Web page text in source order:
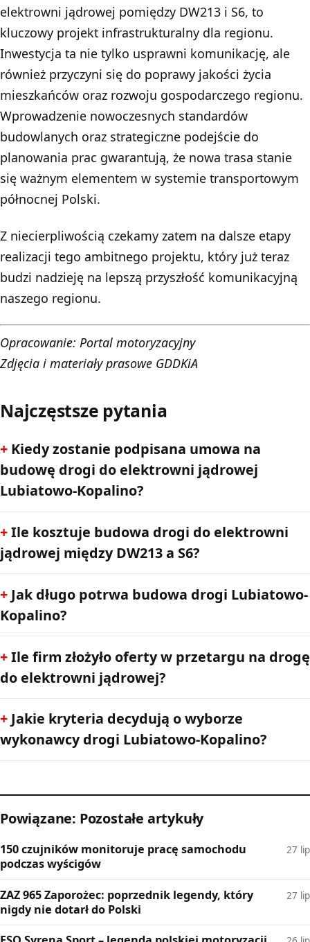
elektrowni jądrowej pomiędzy DW213 i S6, to
kluczowy projekt infrastrukturalny dla regionu.
Inwestycja ta nie tylko usprawni komunikację, ale
również przyczyni się do poprawy jakości życia
mieszkańców oraz rozwoju gospodarczego regionu.
Wprowadzenie nowoczesnych standardów
budowlanych oraz strategiczne podejście do
planowania prac gwarantują, że nowa trasa stanie
się ważnym elementem w systemie transportowym
północnej Polski.
Z niecierpliwością czekamy zatem na dalsze etapy
realizacji tego ambitnego projektu, który już teraz
budzi nadzieję na lepszą przyszłość komunikacyjną
naszego regionu.
Opracowanie: Portal motoryzacyjny
Zdjęcia i materiały prasowe GDDKiA
Najczęstsze pytania
Kiedy zostanie podpisana umowa na
budowę drogi do elektrowni jądrowej
Lubiatowo-Kopalino?
Ile kosztuje budowa drogi do elektrowni
jądrowej między DW213 a S6?
Jak długo potrwa budowa drogi Lubiatowo-
Kopalino?
Ile firm złożyło oferty w przetargu na drogę
do elektrowni jądrowej?
Jakie kryteria decydują o wyborze
wykonawcy drogi Lubiatowo-Kopalino?
Powiązane: Pozostałe artykuły
150 czujników monitoruje pracę samochodu
podczas wyścigów
27 lip
ZAZ 965 Zaporożec: poprzednik legendy, który
nigdy nie dotarł do Polski
27 lip